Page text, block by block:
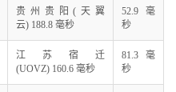
贵州贵阳(天翼
云) 188.8 毫秒
52.9 毫
秒
江苏宿迁
(UOVZ) 160.6 毫秒
81.3 毫
秒